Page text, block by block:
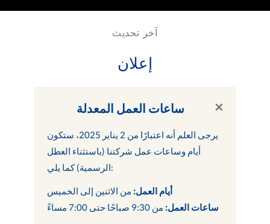
آخر تحديث
إعلان
× ساعات العمل المعدلة
يرجى العلم أنه اعتبارًا من 2 يناير 2025، ستكون
أيام وساعات عمل شركتنا (باستثناء العطل
الرسمية) كما يلي:
أيام العمل: من الاثنين إلى الخميس
ساعات العمل: من 9:30 صباحًا حتى 7:00 مساءً